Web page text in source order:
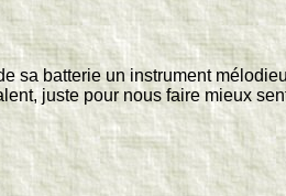
sa batterie un instrument
juste pour nous faire mieux